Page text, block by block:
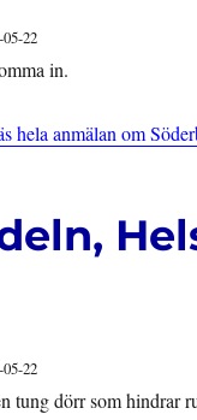
22
in.
hela anmälan om
22
tung dörr som hindrar